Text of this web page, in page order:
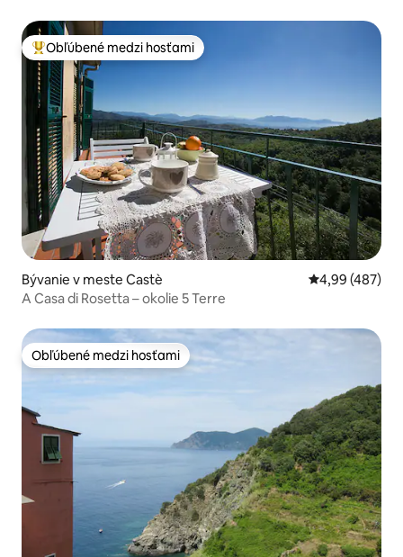
Najobľúbenejšie medzi hosťami
Obľúbené medzi hosťami
Bývanie v meste Castè Priemerné
4,99 (487)
A Casa di Rosetta – okolie 5 Terre
Obľúbené medzi hosťami
Obľúbené medzi hosťami